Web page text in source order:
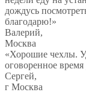
дождусь
благодарю!»
Валерий,
Москва
«Хорошие чехлы.
оговоренное
Сергей,
г Москва